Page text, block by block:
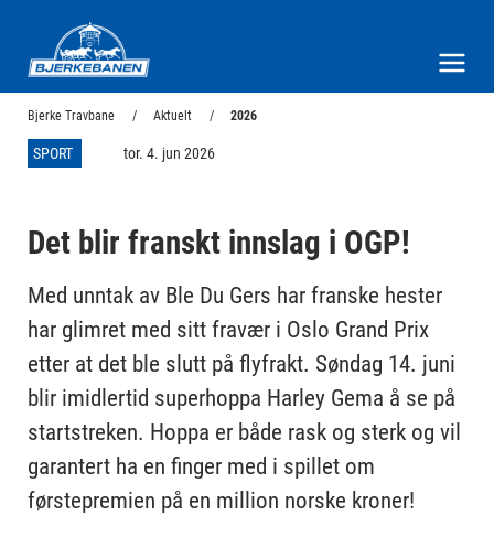
Bjerke Travbane Aktuelt 2026
SPORT tor. 4. jun 2026
Det blir franskt innslag i OGP!
Med unntak av Ble Du Gers har franske hester
har glimret med sitt fravær i Oslo Grand Prix
etter at det ble slutt på flyfrakt. Søndag 14. juni
blir imidlertid superhoppa Harley Gema å se på
startstreken. Hoppa er både rask og sterk og vil
garantert ha en finger med i spillet om
førstepremien på en million norske kroner!